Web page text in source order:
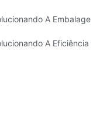
Confiável De
A
De Embalagem
A Eficiência